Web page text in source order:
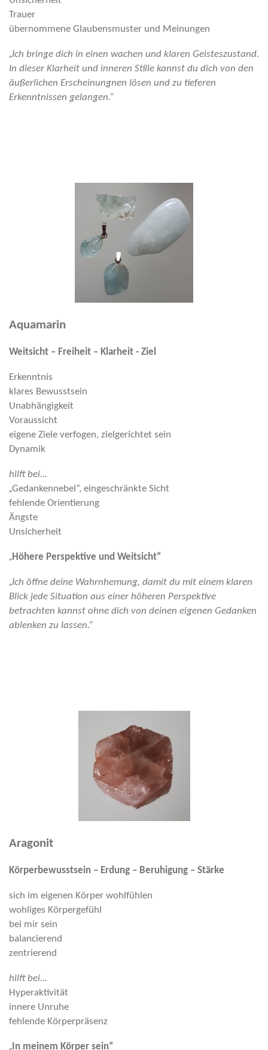
Trauer
übernommene Glaubensmuster und Meinungen
„Ich bringe dich in einen wachen und klaren Geisteszustand.
In dieser Klarheit und inneren Stille kannst du dich von den
äußerlichen Erscheinungnen lösen und zu tieferen
Erkenntnissen gelangen.“
Aquamarin
Weitsicht – Freiheit – Klarheit - Ziel
Erkenntnis
klares Bewusstsein
Unabhängigkeit
Voraussicht
eigene Ziele verfogen, zielgerichtet sein
Dynamik
hilft bei...
„Gedankennebel“, eingeschränkte Sicht
fehlende Orientierung
Ängste
Unsicherheit
„Höhere Perspektive und Weitsicht“
„Ich öffne deine Wahrnhemung, damit du mit einem klaren
Blick jede Situation aus einer höheren Perspektive
betrachten kannst ohne dich von deinen eigenen Gedanken
ablenken zu lassen.“
Aragonit
Körperbewusstsein – Erdung – Beruhigung – Stärke
sich im eigenen Körper wohlfühlen
wohliges Körpergefühl
bei mir sein
balancierend
zentrierend
hilft bei...
Hyperaktivität
innere Unruhe
fehlende Körperpräsenz
„ In meinem Körper sein“